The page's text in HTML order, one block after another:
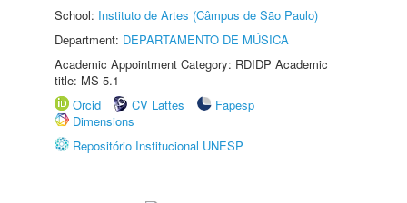
School: Instituto de Artes (Câmpus de São Paulo)
Department: DEPARTAMENTO DE MÚSICA
Academic Appointment Category: RDIDP Academic
title: MS-5.1
Orcid
CV Lattes
Fapesp
Dimensions
Repositório Institucional UNESP